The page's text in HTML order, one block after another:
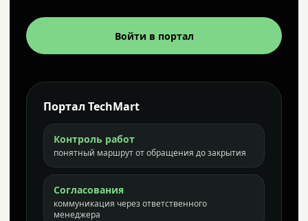
Войти в портал
Портал TechMart
Контроль работ
понятный маршрут от обращения до закрытия
Согласования
коммуникация через ответственного
менеджера